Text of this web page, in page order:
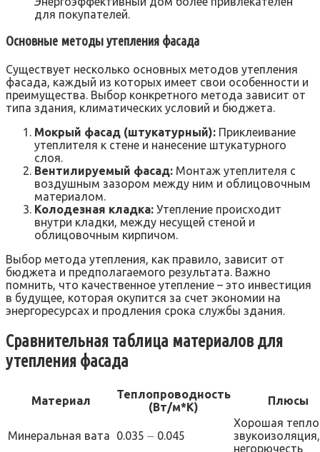
для покупателей.
Основные методы утепления фасада
Существует несколько основных методов утепления
фасада, каждый из которых имеет свои особенности и
преимущества. Выбор конкретного метода зависит от
типа здания, климатических условий и бюджета.
Мокрый фасад (штукатурный): Приклеивание
утеплителя к стене и нанесение штукатурного
слоя.
Вентилируемый фасад: Монтаж утеплителя с
воздушным зазором между ним и облицовочным
материалом.
Колодезная кладка: Утепление происходит
внутри кладки, между несущей стеной и
облицовочным кирпичом.
Выбор метода утепления, как правило, зависит от
бюджета и предполагаемого результата. Важно
помнить, что качественное утепление – это инвестиция
в будущее, которая окупится за счет экономии на
энергоресурсах и продления срока службы здания.
Сравнительная таблица материалов для
утепления фасада
Материал
Теплопроводность
(Вт/м*К)
Плюсы
Минеральная вата 0.035 ⏤ 0.045
Хорошая
звукоизоляция,
негорючесть